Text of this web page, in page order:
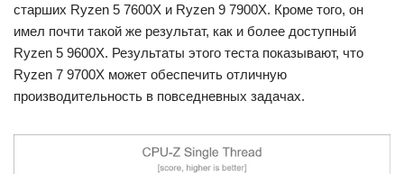
старших Ryzen 5 7600X и Ryzen 9 7900X. Кроме того, он
имел почти такой же результат, как и более доступный
Ryzen 5 9600X. Результаты этого теста показывают, что
Ryzen 7 9700X может обеспечить отличную
производительность в повседневных задачах.